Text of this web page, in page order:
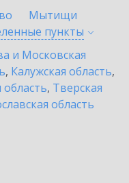
Мытищи
пункты
и Московская
, Калужская область,
, Тверская
область